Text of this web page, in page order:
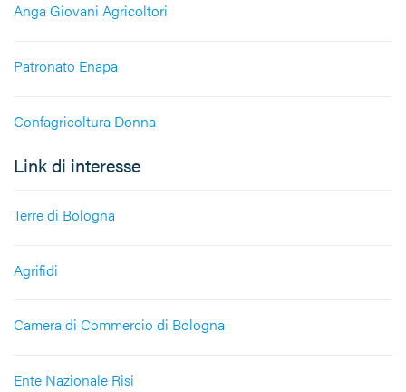
Anga Giovani Agricoltori
Patronato Enapa
Confagricoltura Donna
Link di interesse
Terre di Bologna
Agrifidi
Camera di Commercio di Bologna
Ente Nazionale Risi